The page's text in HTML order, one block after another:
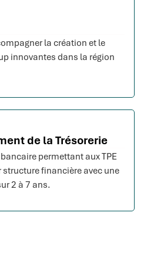
la création et le
innovantes dans la région
de la Trésorerie
permettant aux TPE
structure financière avec une
2 à 7 ans.